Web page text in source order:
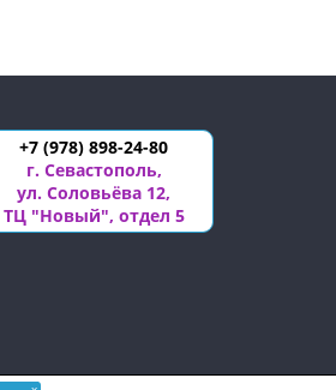
+7 (978) 898-24-80
г. Севастополь,
ул. Соловьёва 12,
ТЦ "Новый", отдел 5